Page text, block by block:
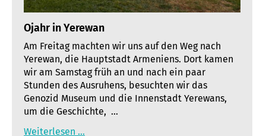
Ojahr in Yerewan
Am Freitag machten wir uns auf den Weg nach
Yerewan, die Hauptstadt Armeniens. Dort kamen
wir am Samstag früh an und nach ein paar
Stunden des Ausruhens, besuchten wir das
Genozid Museum und die Innenstadt Yerewans,
um die Geschichte, …
Weiterlesen …